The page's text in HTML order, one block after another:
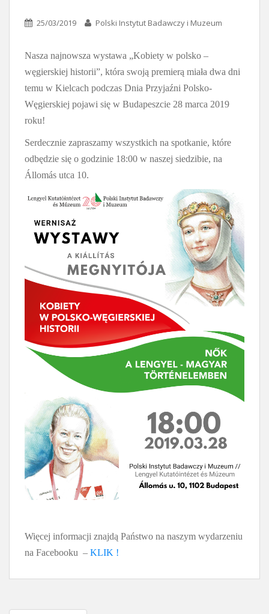
25/03/2019 Polski Instytut Badawczy i Muzeum
Nasza najnowsza wystawa „Kobiety w polsko –
węgierskiej historii”, która swoją premierą miała dwa dni
temu w Kielcach podczas Dnia Przyjaźni Polsko-
Węgierskiej pojawi się w Budapeszcie 28 marca 2019
roku!
Serdecznie zapraszamy wszystkich na spotkanie, które
odbędzie się o godzinie 18:00 w naszej siedzibie, na
Állomás utca 10.
Więcej informacji znajdą Państwo na naszym wydarzeniu
na Facebooku – KLIK !